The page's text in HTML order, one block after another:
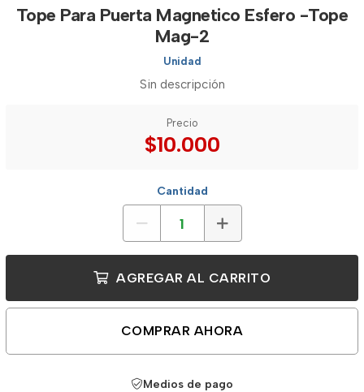
Tope Para Puerta Magnetico Esfero -Tope
Mag-2
Unidad
Sin descripción
Precio
$10.000
Cantidad
AGREGAR AL CARRITO
COMPRAR AHORA
Medios de pago